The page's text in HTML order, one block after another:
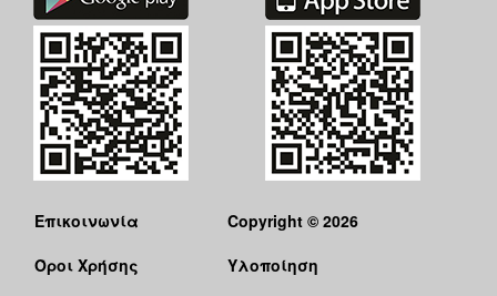
Επικοινωνία
Όροι Χρήσης
Copyright © 2026
Υλοποίηση